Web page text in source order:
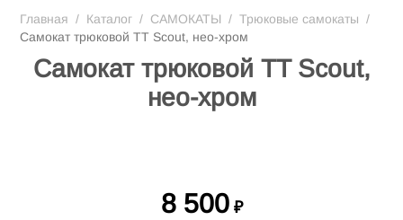
Главная / Каталог / САМОКАТЫ / Трюковые самокаты /
Самокат трюковой TT Scout, нео-хром
Самокат трюковой TT Scout,
нео-хром
8 500 ₽